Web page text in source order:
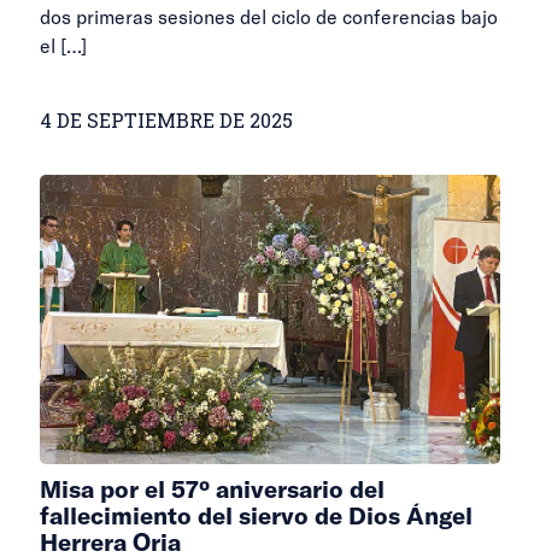
dos primeras sesiones del ciclo de conferencias bajo
el […]
4 DE SEPTIEMBRE DE 2025
Misa por el 57º aniversario del
fallecimiento del siervo de Dios Ángel
Herrera Oria